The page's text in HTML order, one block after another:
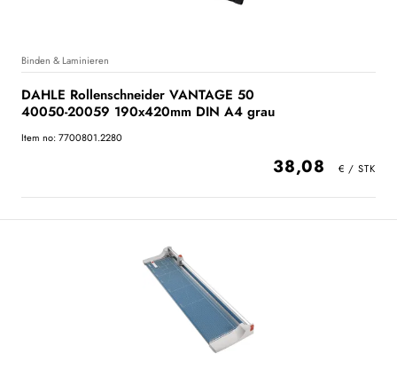
Binden & Laminieren
DAHLE Rollenschneider VANTAGE 50
40050-20059 190x420mm DIN A4 grau
Item no: 7700801.2280
38,08